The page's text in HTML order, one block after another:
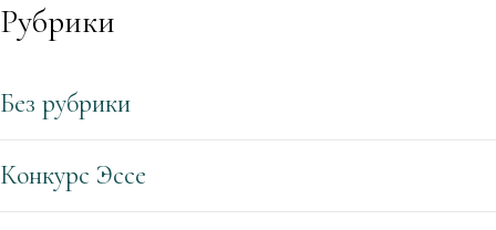
Рубрики
Без рубрики
Конкурс Эссе